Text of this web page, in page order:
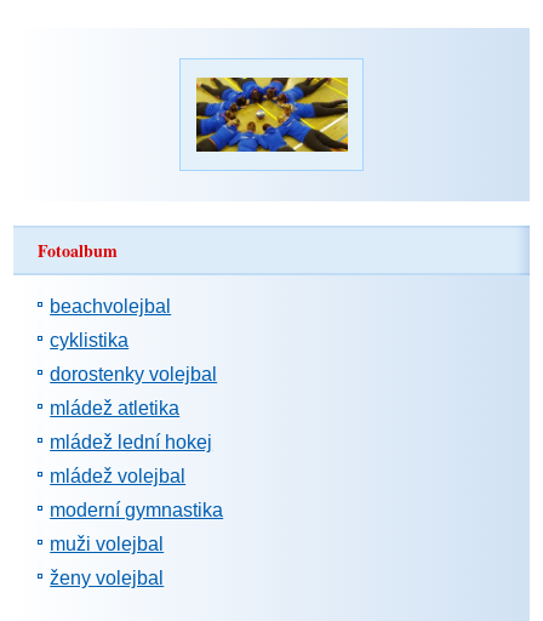
Fotoalbum
beachvolejbal
cyklistika
dorostenky volejbal
mládež atletika
mládež lední hokej
mládež volejbal
moderní gymnastika
muži volejbal
ženy volejbal